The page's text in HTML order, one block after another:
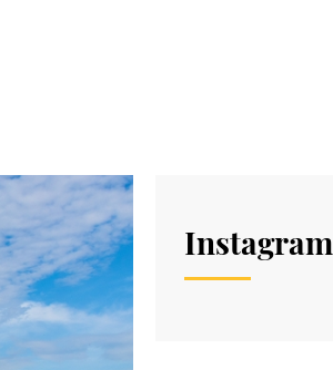
Instagram